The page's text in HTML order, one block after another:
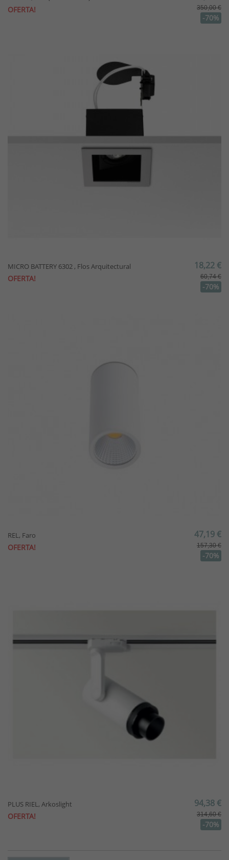
OFERTA! 350,00 €
-70%
MICRO BATTERY 6302 , Flos Arquitectural
OFERTA!
18,22 €
60,74 €
-70%
REL, Faro
OFERTA!
47,19 €
157,30 €
-70%
PLUS RIEL, Arkoslight
OFERTA!
94,38 €
314,60 €
-70%